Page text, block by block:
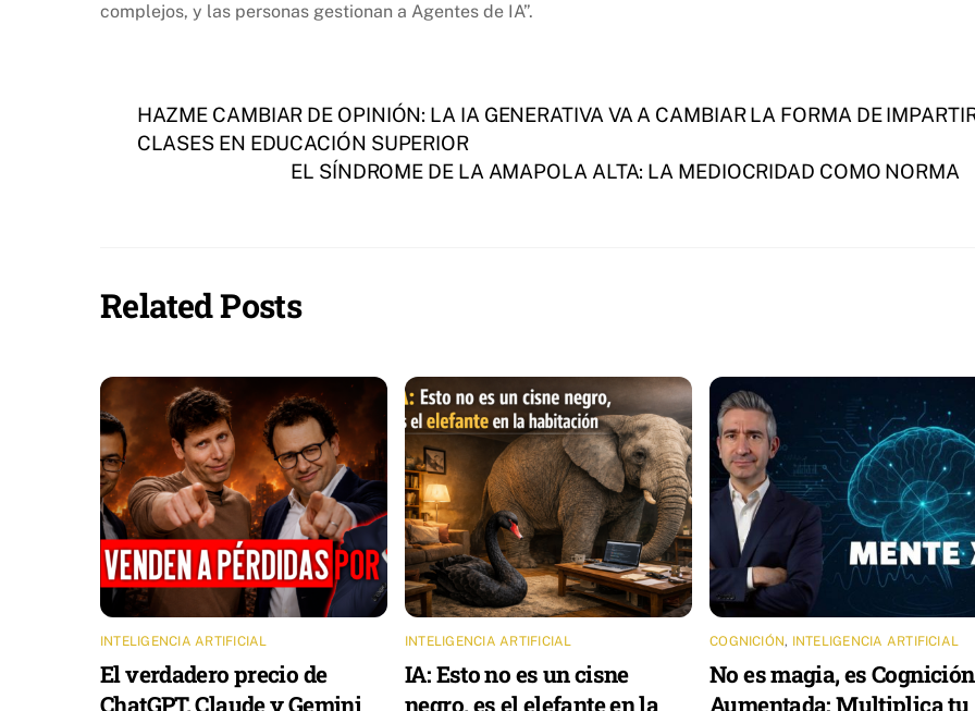
complejos, y las personas gestionan a Agentes de IA”.
HAZME CAMBIAR DE OPINIÓN: LA IA GENERATIVA VA A CAMBIAR LA FORMA DE
CLASES EN EDUCACIÓN SUPERIOR
EL SÍNDROME DE LA AMAPOLA ALTA: LA MEDIOCRIDAD COMO NORMA
Related Posts
INTELIGENCIA ARTIFICIAL
El verdadero precio de
ChatGPT, Claude y Gemini
INTELIGENCIA ARTIFICIAL
IA: Esto no es un cisne
negro, es el elefante en la
COGNICIÓN, INTELIGENCIA ARTIFICIAL
No es magia, es Cognición
Aumentada: Multiplica tu